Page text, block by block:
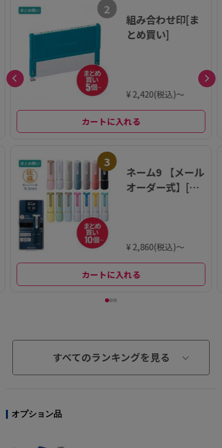
2
組み合わせ印[ま
とめ買い]
¥ 2,420(税込)～
カートに入れる
3
ネーム9 【メール
オーダー式】[ま
¥ 2,860(税込)～
カートに入れる
すべてのランキングを見る
オプション品